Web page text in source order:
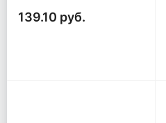
139.10 руб.